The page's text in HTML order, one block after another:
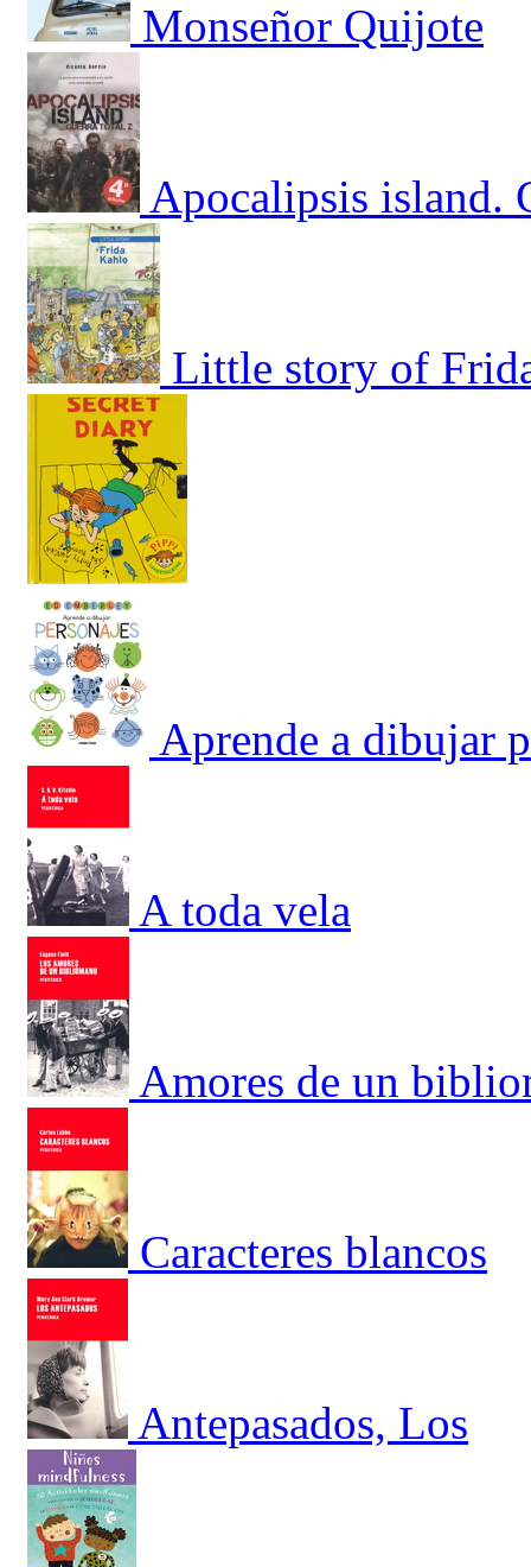
Monseñor Quijote
Apocalipsis island.
Little story of
Aprende a dibujar
A toda vela
Amores de un
Caracteres blancos
Antepasados, Los